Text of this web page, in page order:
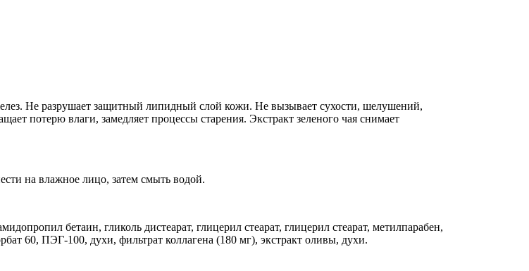
Не разрушает защитный липидный слой кожи. Не вызывает сухости, шелушений,
потерю влаги, замедляет процессы старения. Экстракт зеленого чая снимает
на влажное лицо, затем смыть водой.
бетаин, гликоль дистеарат, глицерил стеарат, глицерил стеарат, метилпарабен,
60, ПЭГ-100, духи, фильтрат коллагена (180 мг), экстракт оливы, духи.